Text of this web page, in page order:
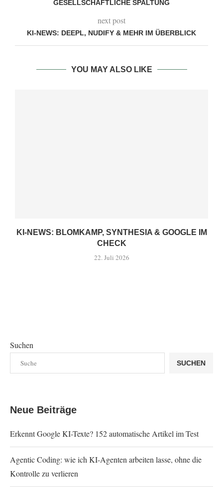
GESELLSCHAFTLICHE SPALTUNG
next post
KI-NEWS: DEEPL, NUDIFY & MEHR IM ÜBERBLICK
YOU MAY ALSO LIKE
KI-NEWS: BLOMKAMP, SYNTHESIA & GOOGLE IM
CHECK
22. Juli 2026
Suchen
SUCHEN
Neue Beiträge
Erkennt Google KI-Texte? 152 automatische Artikel im Test
Agentic Coding: wie ich KI-Agenten arbeiten lasse, ohne die
Kontrolle zu verlieren